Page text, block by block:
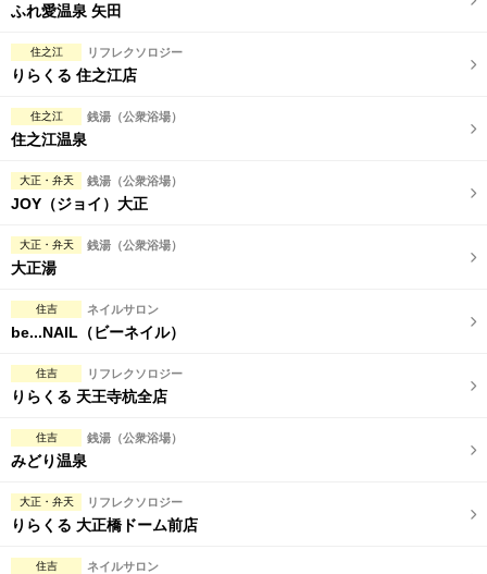
駅から徒歩5分以内
ふれ愛温泉 矢田
住之江 リフレクソロジー
りらくる 住之江店
住之江 銭湯（公衆浴場）
住之江温泉
大正・弁天 銭湯（公衆浴場）
JOY（ジョイ）大正
大正・弁天 銭湯（公衆浴場）
大正湯
住吉 ネイルサロン
be...NAIL（ビーネイル）
住吉 リフレクソロジー
りらくる 天王寺杭全店
住吉 銭湯（公衆浴場）
みどり温泉
大正・弁天 リフレクソロジー
りらくる 大正橋ドーム前店
住吉 ネイルサロン